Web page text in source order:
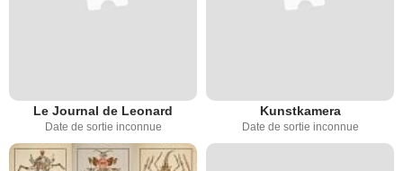
Le Journal de Leonard
Date de sortie inconnue
Kunstkamera
Date de sortie inconnue